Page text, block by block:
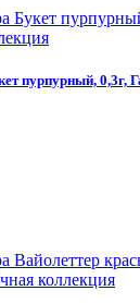
пурпурный, 0,3г,